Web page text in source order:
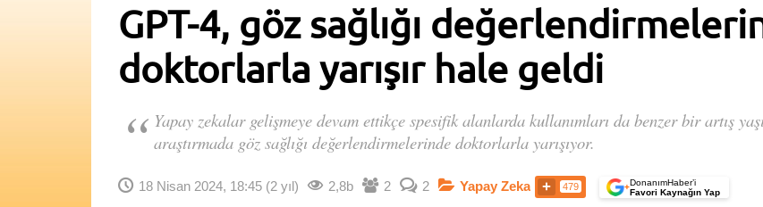
GPT-4, göz sağlığı
doktorlarla yarışır hale geldi
Yapay zekalar gelişmeye devam ettikçe spesifik alanlarda kullanımları da benzer bir artış
araştırmada göz sağlığı değerlendirmelerinde doktorlarla yarışıyor.
18 Nisan 2024, 18:45 (2 yıl) 2,8b 2 2 Yapay Zeka 479 +DonanımHaber’i
Favori Kaynağın Yap